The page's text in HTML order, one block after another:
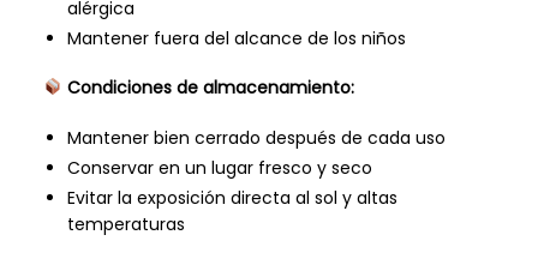
alérgica
Mantener fuera del alcance de los niños
Condiciones de almacenamiento:
Mantener bien cerrado después de cada uso
Conservar en un lugar fresco y seco
Evitar la exposición directa al sol y altas
temperaturas